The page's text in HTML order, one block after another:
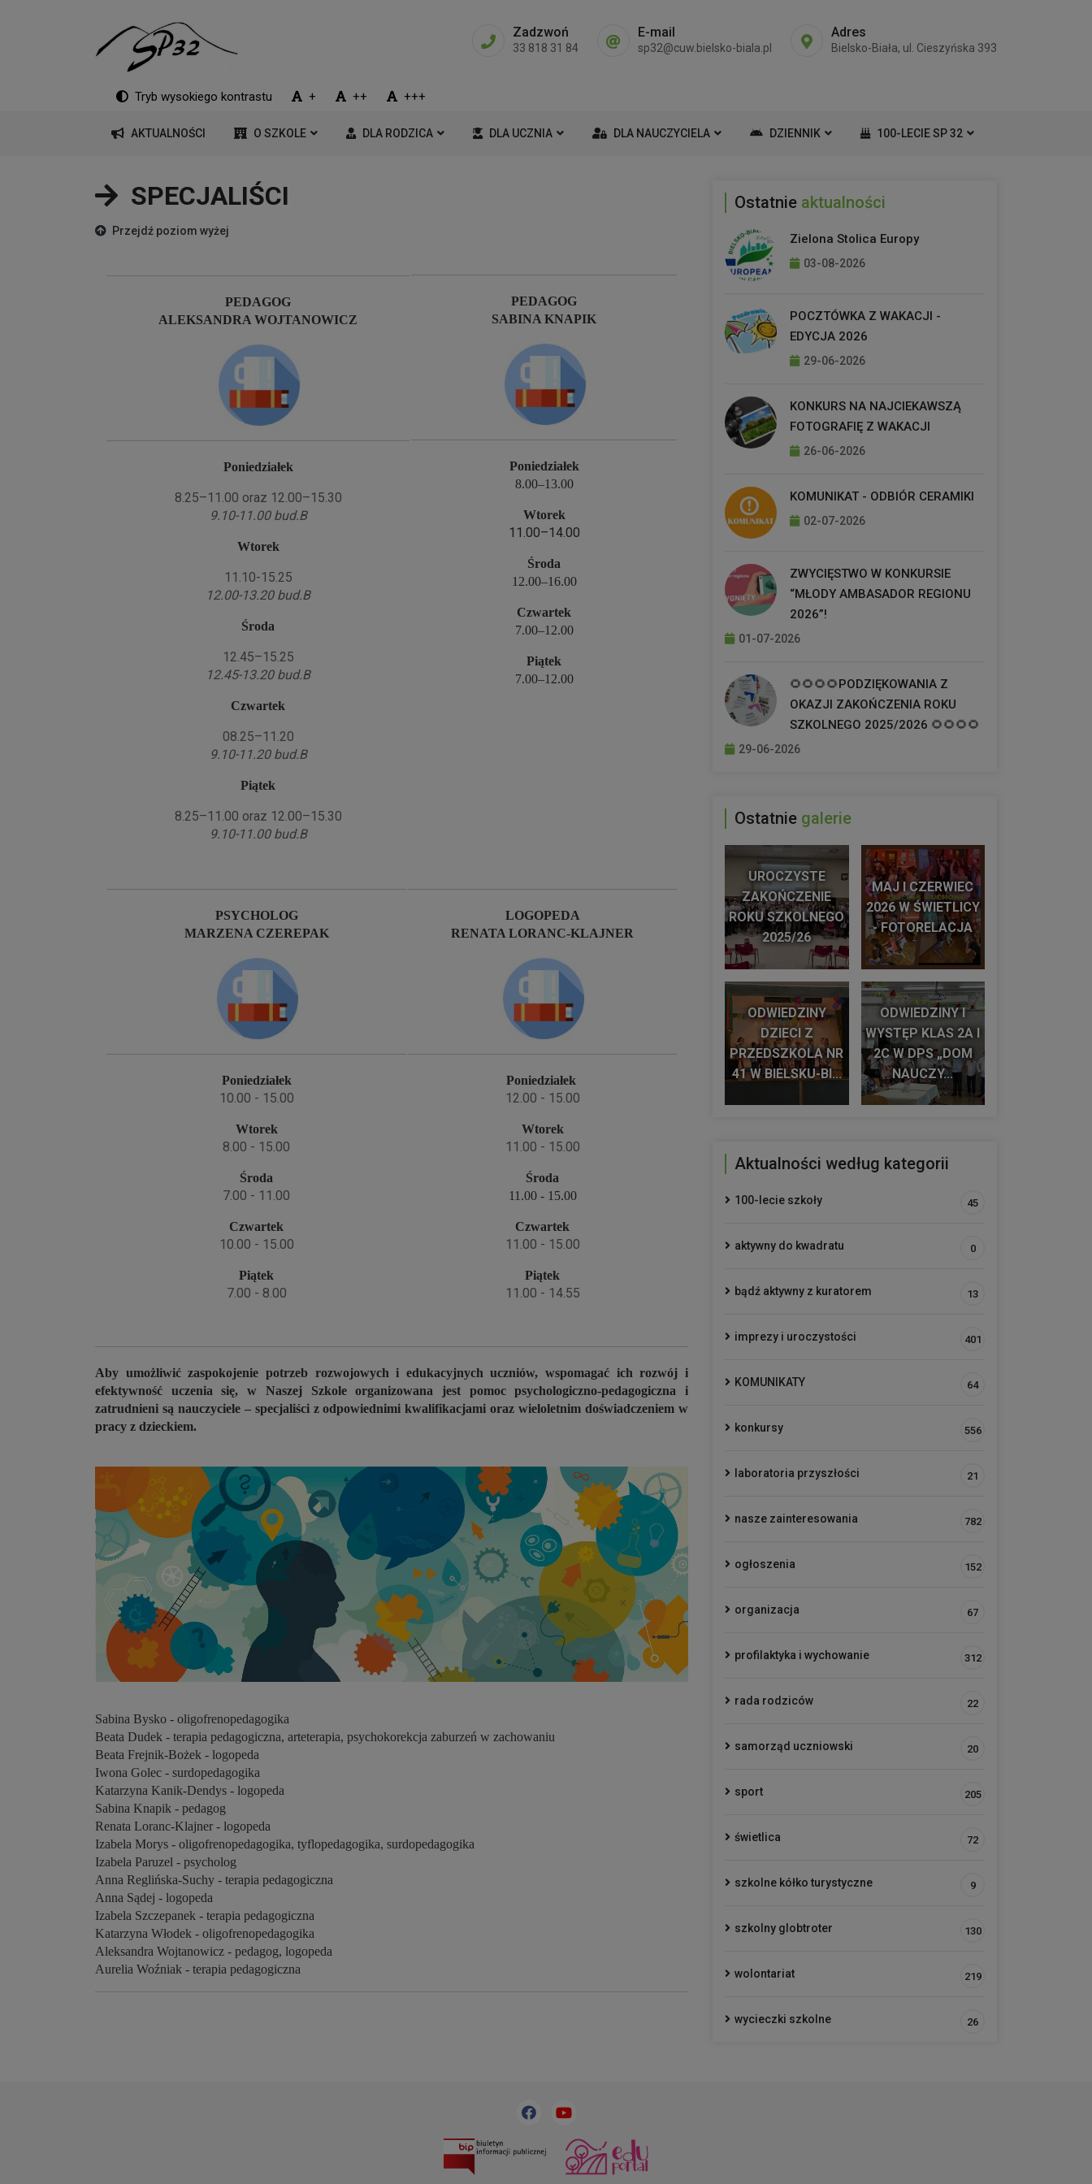
Zadzwoń
33 818 31 84
E-mail
sp32@cuw.bielsko-biala.pl
Adres
Bielsko-Biała, ul. Cieszyńska 393
Tryb wysokiego kontrastu + ++ +++
AKTUALNOŚCI O SZKOLE DLA RODZICA DLA UCZNIA DLA NAUCZYCIELA DZIENNIK 100-LECIE SP 32
SPECJALIŚCI
Przejdź poziom wyżej
PEDAGOG
ALEKSANDRA WOJTANOWICZ
Poniedziałek
8.25–11.00 oraz 12.00–15.30
9.10-11.00 bud.B
Wtorek
11.10-15.25
12.00-13.20 bud.B
Środa
12.45–15.25
12.45-13.20 bud.B
Czwartek
08.25–11.20
9.10-11.20 bud.B
Piątek
8.25–11.00 oraz 12.00–15.30
9.10-11.00 bud.B
PEDAGOG
SABINA KNAPIK
Poniedziałek
8.00–13.00
Wtorek
11.00–14.00
Środa
12.00–16.00
Czwartek
7.00–12.00
Piątek
7.00–12.00
PSYCHOLOG
MARZENA CZEREPAK
Poniedziałek
10.00 - 15.00
Wtorek
8.00 - 15.00
Środa
7.00 - 11.00
Czwartek
10.00 - 15.00
Piątek
7.00 - 8.00
LOGOPEDA
RENATA LORANC-KLAJNER
Poniedziałek
12.00 - 15.00
Wtorek
11.00 - 15.00
Środa
11.00 - 15.00
Czwartek
11.00 - 15.00
Piątek
11.00 - 14.55
Aby umożliwić zaspokojenie potrzeb rozwojowych i edukacyjnych uczniów, wspomagać ich rozwój i
efektywność uczenia się, w Naszej Szkole organizowana jest pomoc psychologiczno-pedagogiczna i
zatrudnieni są nauczyciele – specjaliści z odpowiednimi kwalifikacjami oraz wieloletnim doświadczeniem w
pracy z dzieckiem.
Sabina Bysko - oligofrenopedagogika
Beata Dudek - terapia pedagogiczna, arteterapia, psychokorekcja zaburzeń w zachowaniu
Beata Frejnik-Bożek - logopeda
Iwona Golec - surdopedagogika
Katarzyna Kanik-Dendys - logopeda
Sabina Knapik - pedagog
Renata Loranc-Klajner - logopeda
Izabela Morys - oligofrenopedagogika, tyflopedagogika, surdopedagogika
Izabela Paruzel - psycholog
Anna Reglińska-Suchy - terapia pedagogiczna
Anna Sądej - logopeda
Izabela Szczepanek - terapia pedagogiczna
Katarzyna Włodek - oligofrenopedagogika
Aleksandra Wojtanowicz - pedagog, logopeda
Aurelia Woźniak - terapia pedagogiczna
Ostatnie aktualności
Zielona Stolica Europy
03-08-2026
POCZTÓWKA Z WAKACJI -
EDYCJA 2026
29-06-2026
KONKURS NA NAJCIEKAWSZĄ
FOTOGRAFIĘ Z WAKACJI
26-06-2026
KOMUNIKAT - ODBIÓR CERAMIKI
02-07-2026
ZWYCIĘSTWO W KONKURSIE
“MŁODY AMBASADOR REGIONU
2026”!
01-07-2026
🌻🌻🌻🌻PODZIĘKOWANIA Z
OKAZJI ZAKOŃCZENIA ROKU
SZKOLNEGO 2025/2026 🌻🌻🌻🌻
29-06-2026
Ostatnie galerie
UROCZYSTE
ZAKOŃCZENIE
ROKU SZKOLNEGO
2025/26
MAJ I CZERWIEC
2026 W ŚWIETLICY
- FOTORELACJA
ODWIEDZINY
DZIECI Z
PRZEDSZKOLA NR
41 W BIELSKU-BI...
ODWIEDZINY I
WYSTĘP KLAS 2A I
2C W DPS „DOM
NAUCZY...
Aktualności według kategorii
100-lecie szkoły 45
aktywny do kwadratu 0
bądź aktywny z kuratorem 13
imprezy i uroczystości 401
KOMUNIKATY 64
konkursy 556
laboratoria przyszłości 21
nasze zainteresowania 782
ogłoszenia 152
organizacja 67
profilaktyka i wychowanie 312
rada rodziców 22
samorząd uczniowski 20
sport 205
świetlica 72
szkolne kółko turystyczne 9
szkolny globtroter 130
wolontariat 219
wycieczki szkolne 26